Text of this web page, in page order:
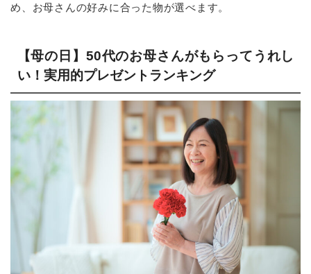
め、お母さんの好みに合った物が選べます。
【母の日】50代のお母さんがもらってうれし
い！実用的プレゼントランキング